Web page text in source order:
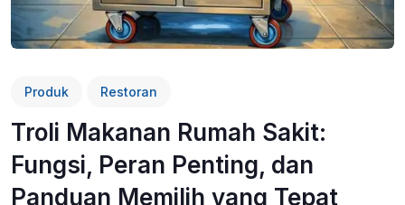
Produk Restoran
Troli Makanan Rumah Sakit:
Fungsi, Peran Penting, dan
Panduan Memilih yang Tepat